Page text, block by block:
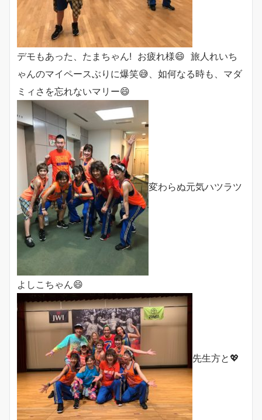
デモもあった、たまちゃん! お疲れ様😄 旅人れいち
ゃんのマイペースぶりに爆笑😅、如何なる時も、マダ
ミィさを忘れないマリー😄
変わらぬ元気ハツラツ
よしこちゃん😄
先生方と💖